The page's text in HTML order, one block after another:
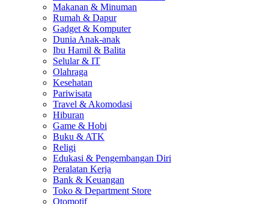
Makanan & Minuman
Rumah & Dapur
Gadget & Komputer
Dunia Anak-anak
Ibu Hamil & Balita
Selular & IT
Olahraga
Kesehatan
Pariwisata
Travel & Akomodasi
Hiburan
Game & Hobi
Buku & ATK
Religi
Edukasi & Pengembangan Diri
Peralatan Kerja
Bank & Keuangan
Toko & Department Store
Otomotif